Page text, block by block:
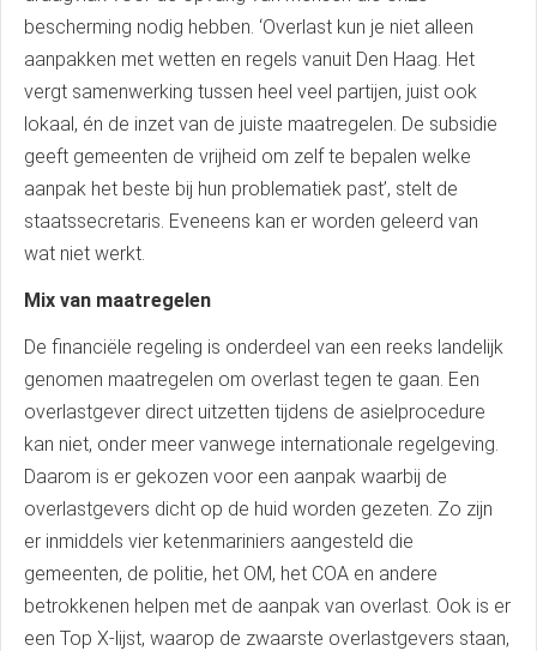
bescherming nodig hebben. ‘Overlast kun je niet alleen
aanpakken met wetten en regels vanuit Den Haag. Het
vergt samenwerking tussen heel veel partijen, juist ook
lokaal, én de inzet van de juiste maatregelen. De subsidie
geeft gemeenten de vrijheid om zelf te bepalen welke
aanpak het beste bij hun problematiek past’, stelt de
staatssecretaris. Eveneens kan er worden geleerd van
wat niet werkt.
Mix van maatregelen
De financiële regeling is onderdeel van een reeks landelijk
genomen maatregelen om overlast tegen te gaan. Een
overlastgever direct uitzetten tijdens de asielprocedure
kan niet, onder meer vanwege internationale regelgeving.
Daarom is er gekozen voor een aanpak waarbij de
overlastgevers dicht op de huid worden gezeten. Zo zijn
er inmiddels vier ketenmariniers aangesteld die
gemeenten, de politie, het OM, het COA en andere
betrokkenen helpen met de aanpak van overlast. Ook is er
een Top X-lijst, waarop de zwaarste overlastgevers staan,